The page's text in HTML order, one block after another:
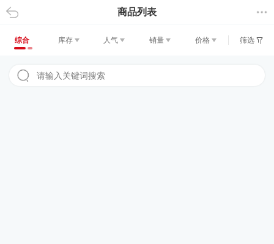
返回 商品列表
综合 库存 人气 销量 价格 筛选